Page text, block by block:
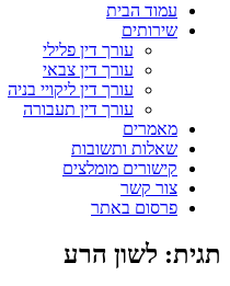
עמוד הבית
שירותים
עורך דין פלילי
עורך דין צבאי
עורך דין ליקויי בניה
עורך דין תעבורה
מאמרים
שאלות ותשובות
קישורים מומלצים
צור קשר
פרסום באתר
תגית: לשון הרע